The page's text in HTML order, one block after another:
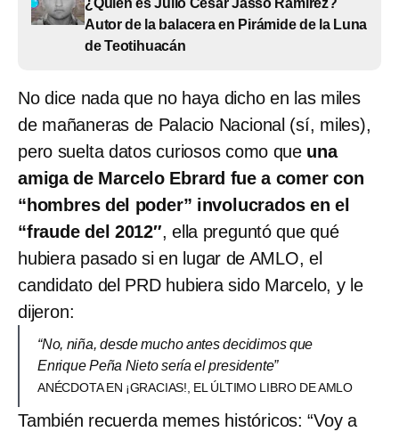
¿Quién es Julio César Jasso Ramírez?
Autor de la balacera en Pirámide de la Luna
de Teotihuacán
No dice nada que no haya dicho en las miles
de mañaneras de Palacio Nacional (sí, miles),
pero suelta datos curiosos como que una
amiga de Marcelo Ebrard fue a comer con
“hombres del poder” involucrados en el
“fraude del 2012″, ella preguntó que qué
hubiera pasado si en lugar de AMLO, el
candidato del PRD hubiera sido Marcelo, y le
dijeron:
“No, niña, desde mucho antes decidimos que
Enrique Peña Nieto sería el presidente”
ANÉCDOTA EN ¡GRACIAS!, EL ÚLTIMO LIBRO DE AMLO
También recuerda memes históricos: “Voy a